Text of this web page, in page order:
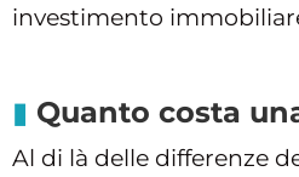
investimento
Quanto costa
Al di là delle differenze